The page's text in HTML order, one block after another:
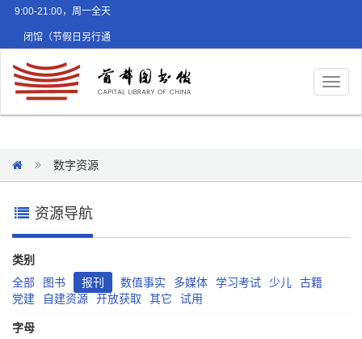
9:00-21:00，周一全天
闭馆（节假日另行通
数字资源
资源导航
类别
全部
图书 报刊 数值事实 多媒体 学习考试 少儿
古籍
党建
自建资源 开放获取 其它 试用
字母